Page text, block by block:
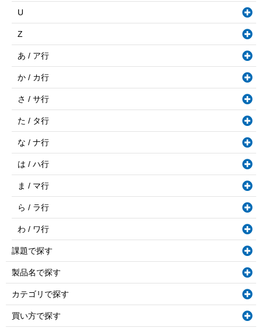
U
Z
あ / ア行
か / カ行
さ / サ行
た / タ行
な / ナ行
は / ハ行
ま / マ行
ら / ラ行
わ / ワ行
課題で探す
製品名で探す
カテゴリで探す
買い方で探す